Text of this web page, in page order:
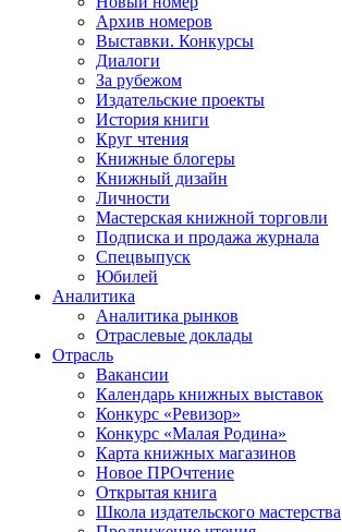
Архив номеров
Выставки. Конкурсы
Диалоги
За рубежом
Издательские проекты
История книги
Круг чтения
Книжные блогеры
Книжный дизайн
Личности
Мастерская книжной торговли
Подписка и продажа журнала
Спецвыпуск
Юбилей
Аналитика
Аналитика рынков
Отраслевые доклады
Отрасль
Вакансии
Календарь книжных выставок
Конкурс «Ревизор»
Конкурс «Малая Родина»
Карта книжных магазинов
Новое ПРОчтение
Открытая книга
Школа издательского мастерства